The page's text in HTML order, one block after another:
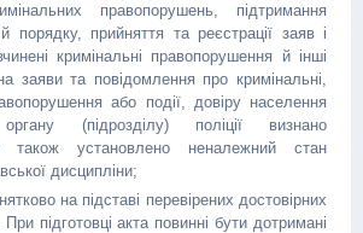
правопорушень, підтримання
порядку, прийняття та реєстрації заяв і
кримінальні правопорушення й інші
заяви та повідомлення про кримінальні,
або події, довіру населення
(підрозділу) поліції визнано
також установлено неналежний стан
дисципліни;
на підставі перевірених достовірних
підготовці акта повинні бути дотримані